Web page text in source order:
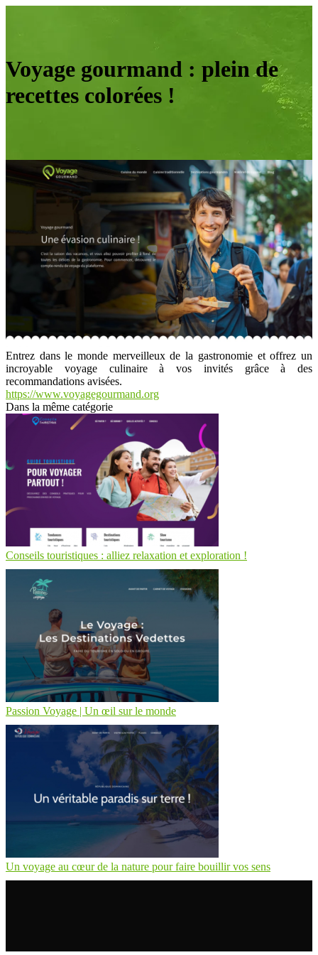
Voyage gourmand : plein de
recettes colorées !
Entrez dans le monde merveilleux de la gastronomie et offrez un
incroyable voyage culinaire à vos invités grâce à des
recommandations avisées.
https://www.voyagegourmand.org
Dans la même catégorie
Conseils touristiques : alliez relaxation et exploration !
Passion Voyage | Un œil sur le monde
Un voyage au cœur de la nature pour faire bouillir vos sens